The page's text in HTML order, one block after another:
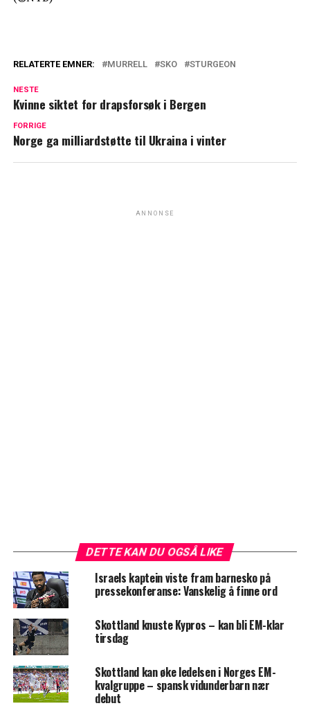
RELATERTE EMNER: MURRELL SKO STURGEON
NESTE
Kvinne siktet for drapsforsøk i Bergen
FORRIGE
Norge ga milliardstøtte til Ukraina i vinter
ANNONSE
DETTE KAN DU OGSÅ LIKE
Israels kaptein viste fram barnesko på
pressekonferanse: Vanskelig å finne ord
Skottland knuste Kypros – kan bli EM-klar
tirsdag
Skottland kan øke ledelsen i Norges EM-
kvalgruppe – spansk vidunderbarn nær
debut